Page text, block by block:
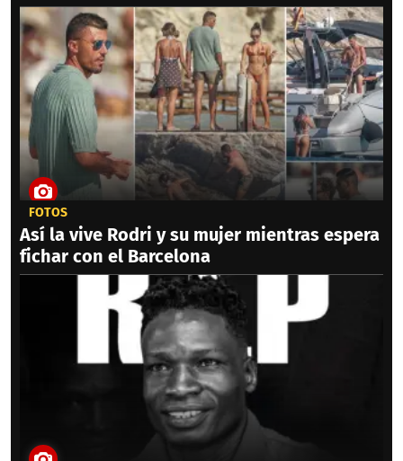
FOTOS
Así la vive Rodri y su mujer mientras espera
fichar con el Barcelona